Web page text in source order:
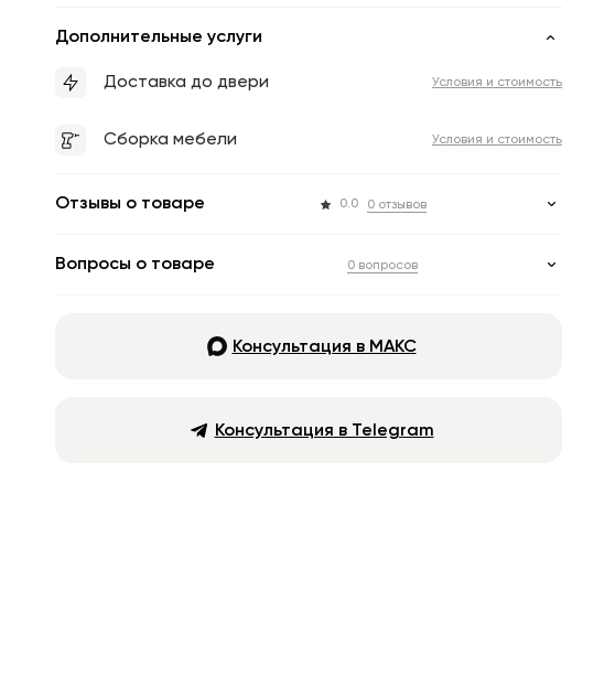
Дополнительные услуги
Доставка до двери Условия и стоимость
Сборка мебели Условия и стоимость
Отзывы о товаре 0.0 0 отзывов
Вопросы о товаре 0 вопросов
Консультация в МАКС
Консультация в Telegram